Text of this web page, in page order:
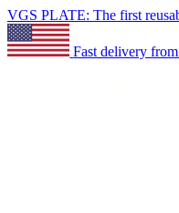
VGS PLATE: The first
Fast delivery